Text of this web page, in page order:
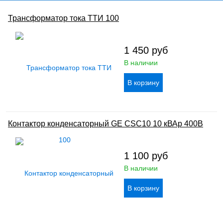
Трансформатор тока ТТИ 100
1 450 руб
В наличии
Контактор конденсаторный GE CSC10 10 кВАр 400В
1 100 руб
В наличии